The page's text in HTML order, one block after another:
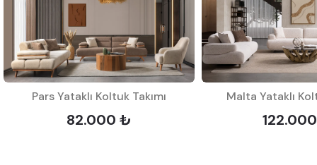
Pars Yataklı Koltuk Takımı
82.000 ₺
Malta Yataklı